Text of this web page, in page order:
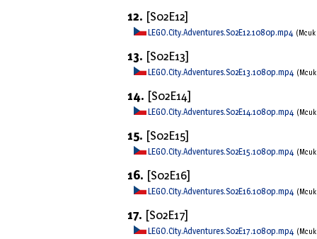
12. [S02E12]
LEGO.City.Adventures.S02E12.1080p.mp4 (Mcuk
13. [S02E13]
LEGO.City.Adventures.S02E13.1080p.mp4 (Mcuk
14. [S02E14]
LEGO.City.Adventures.S02E14.1080p.mp4 (Mcuk
15. [S02E15]
LEGO.City.Adventures.S02E15.1080p.mp4 (Mcuk
16. [S02E16]
LEGO.City.Adventures.S02E16.1080p.mp4 (Mcuk
17. [S02E17]
LEGO.City.Adventures.S02E17.1080p.mp4 (Mcuk